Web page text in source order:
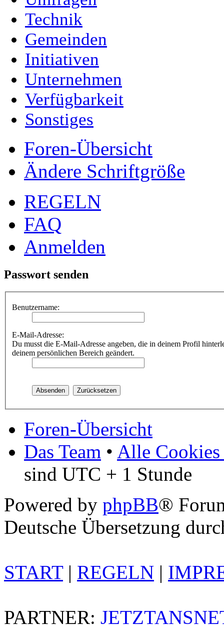
Technik
Gemeinden
Initiativen
Unternehmen
Verfügbarkeit
Sonstiges
Foren-Übersicht
Ändere Schriftgröße
REGELN
FAQ
Anmelden
Passwort senden
Benutzername:
E-Mail-Adresse:
Du musst die E-Mail-Adresse angeben, die in deinem Profil
deinem persönlichen Bereich geändert.
Foren-Übersicht
Das Team • Alle Cookies
sind UTC + 1 Stunde
Powered by phpBB®
Deutsche Übersetzung
START| REGELN |
PARTNER: